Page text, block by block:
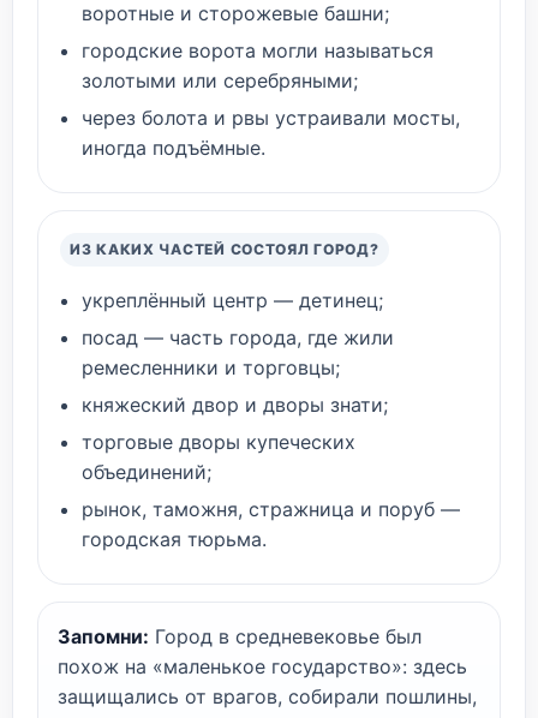
воротные и сторожевые башни;
городские ворота могли называться
золотыми или серебряными;
через болота и рвы устраивали мосты,
иногда подъёмные.
ИЗ КАКИХ ЧАСТЕЙ СОСТОЯЛ ГОРОД?
укреплённый центр — детинец;
посад — часть города, где жили
ремесленники и торговцы;
княжеский двор и дворы знати;
торговые дворы купеческих
объединений;
рынок, таможня, стражница и поруб —
городская тюрьма.
Запомни: Город в средневековье был
похож на «маленькое государство»: здесь
защищались от врагов, собирали пошлины,